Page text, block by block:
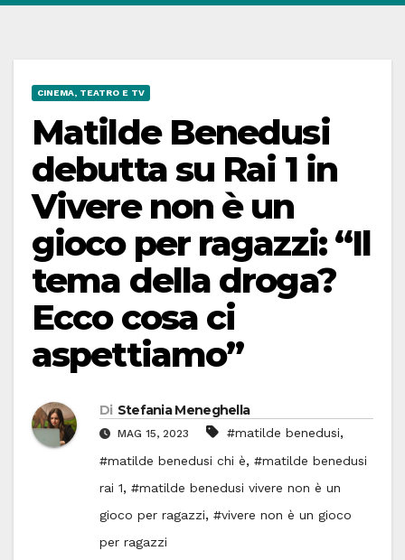
CINEMA, TEATRO E TV
Matilde Benedusi
debutta su Rai 1 in
Vivere non è un
gioco per ragazzi: “Il
tema della droga?
Ecco cosa ci
aspettiamo”
Di Stefania Meneghella
MAG 15, 2023 #matilde benedusi,
#matilde benedusi chi è, #matilde benedusi
rai 1, #matilde benedusi vivere non è un
gioco per ragazzi, #vivere non è un gioco
per ragazzi